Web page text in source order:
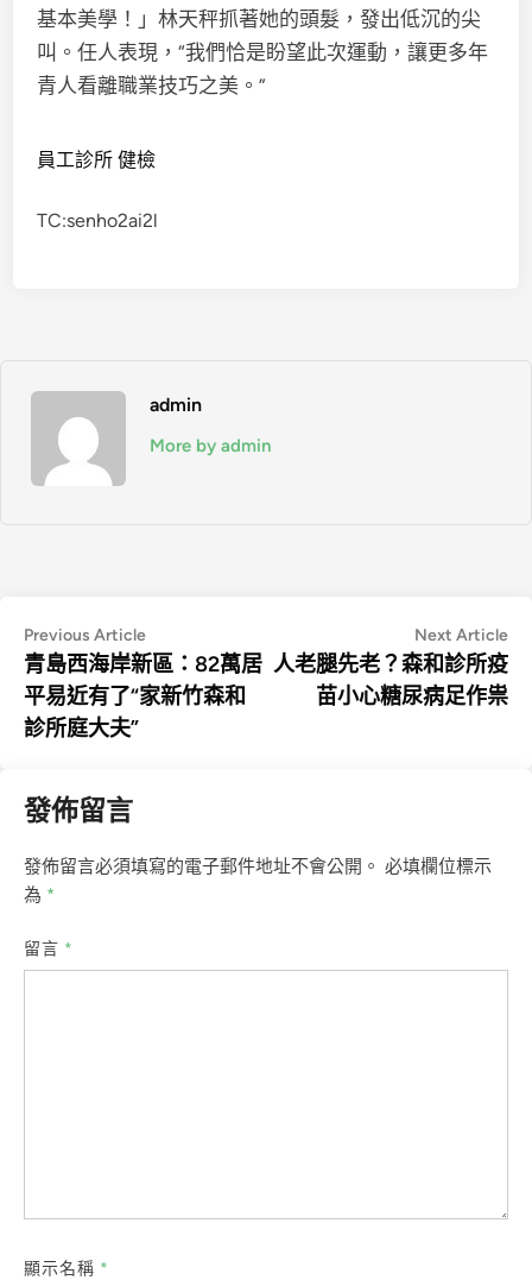
基本美學！」林天秤抓著她的頭髮，發出低沉的尖
叫。任人表現，“我們恰是盼望此次運動，讓更多年
青人看離職業技巧之美。”
員工診所 健檢
TC:senho2ai2l
admin
More by admin
文
章
導
覽
Previous ArticlePrevious
article:
青島西海岸新區：82萬居
平易近有了“家新竹森和
診所庭大夫”
Next Article
人老腿先老？森和診所疫
苗小心糖尿病足作祟
發佈留言
發佈留言必須填寫的電子郵件地址不會公開。 必填欄位標示
為 *
留言 *
顯示名稱 *